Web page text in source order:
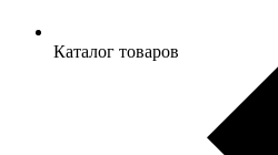
Каталог товаров